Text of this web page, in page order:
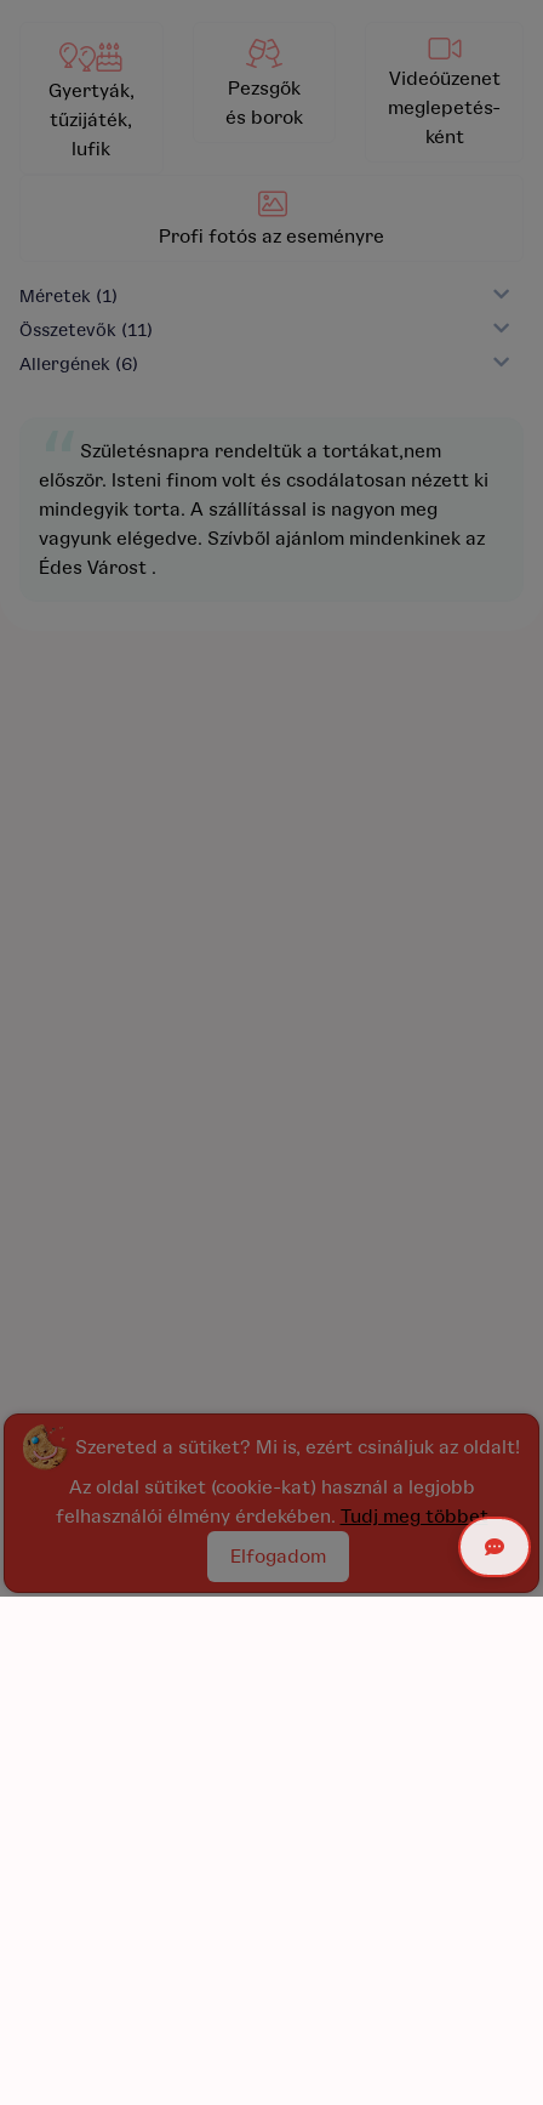
Gyertyák,
tűzijáték,
lufik
Pezsgők
és borok
Videóüzenet
meglepetés-
ként
Profi fotós az eseményre
Méretek (1)
Összetevők (11)
Allergének (6)
“Születésnapra rendeltük a tortákat,nem
először. Isteni finom volt és csodálatosan nézett ki
mindegyik torta. A szállítással is nagyon meg
vagyunk elégedve. Szívből ajánlom mindenkinek az
Édes Várost .
Szereted a sütiket? Mi is, ezért csináljuk az oldalt!
Az oldal sütiket (cookie-kat) használ a legjobb
felhasználói élmény érdekében. Tudj meg többet
Elfogadom